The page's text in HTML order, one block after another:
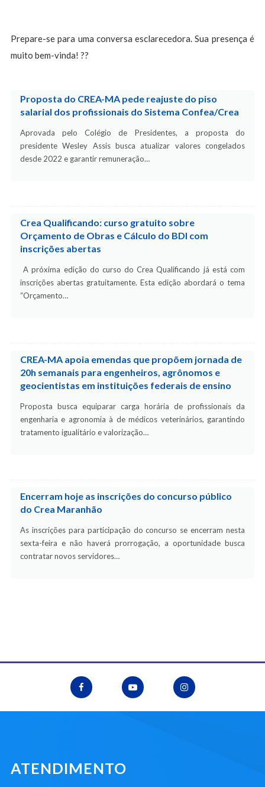
Prepare-se para uma conversa esclarecedora. Sua presença é
muito bem-vinda! ??
Proposta do CREA-MA pede reajuste do piso
salarial dos profissionais do Sistema Confea/Crea
Aprovada pelo Colégio de Presidentes, a proposta do
presidente Wesley Assis busca atualizar valores congelados
desde 2022 e garantir remuneração…
Crea Qualificando: curso gratuito sobre
Orçamento de Obras e Cálculo do BDI com
inscrições abertas
A próxima edição do curso do Crea Qualificando já está com
inscrições abertas gratuitamente. Esta edição abordará o tema
“Orçamento…
CREA-MA apoia emendas que propõem jornada de
20h semanais para engenheiros, agrônomos e
geocientistas em instituições federais de ensino
Proposta busca equiparar carga horária de profissionais da
engenharia e agronomia à de médicos veterinários, garantindo
tratamento igualitário e valorização…
Encerram hoje as inscrições do concurso público
do Crea Maranhão
As inscrições para participação do concurso se encerram nesta
sexta-feira e não haverá prorrogação, a oportunidade busca
contratar novos servidores…
ATENDIMENTO